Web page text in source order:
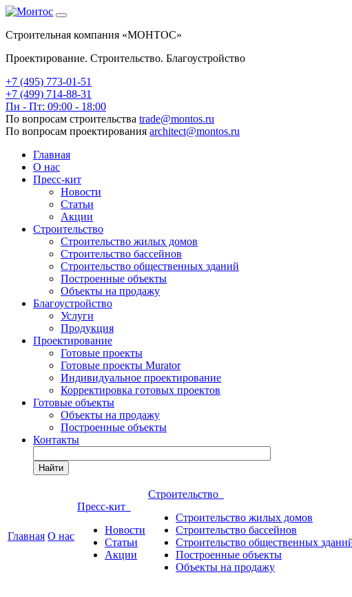
Строительная компания «МОНТОС»
Проектирование. Строительство. Благоустройство
+7 (495) 773-01-51
+7 (499) 714-88-31
Пн - Пт: 09:00 - 18:00
По вопросам строительства trade@montos.ru
По вопросам проектирования architect@montos.ru
Главная
О нас
Пресс-кит
Новости
Статьи
Акции
Строительство
Строительство жилых домов
Строительство бассейнов
Строительство общественных зданий
Построенные объекты
Объекты на продажу
Благоустройство
Услуги
Продукция
Проектирование
Готовые проекты
Готовые проекты Murator
Индивидуальное проектирование
Корректировка готовых проектов
Готовые объекты
Объекты на продажу
Построенные объекты
Контакты
Найти
Главная О нас
Пресс-кит
Новости
Статьи
Акции
Строительство
Строительство жилых домов
Строительство бассейнов
Строительство общественных
Построенные объекты
Объекты на продажу